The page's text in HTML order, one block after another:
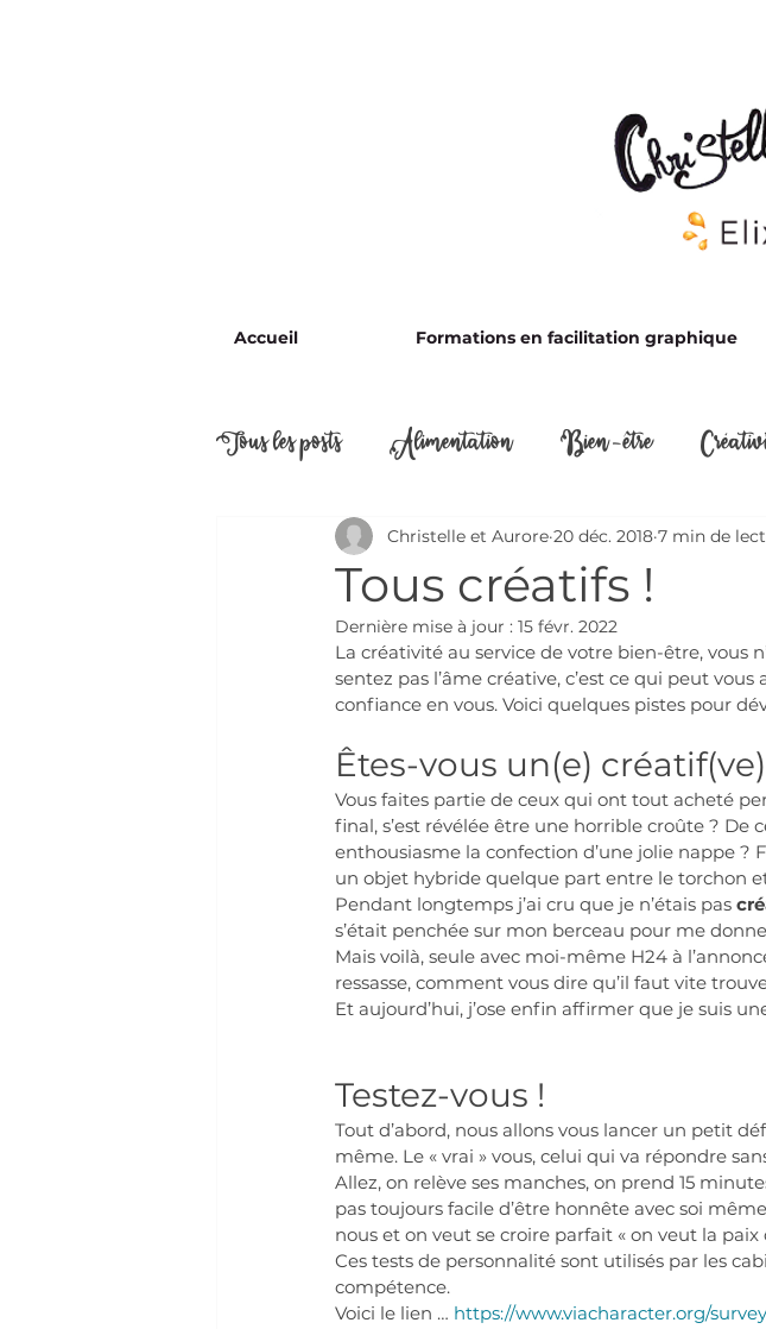
Accueil Formations en facilitation graphique
Tous les posts Alimentation Bien-être
Tous créatifs !
Christelle et Aurore 20 déc. 2018 7 min de
Dernière mise à jour : 15 févr. 2022
La créativité au service de votre bien-être, vous
sentez pas l’âme créative, c’est ce qui peut
confiance en vous. Voici quelques pistes pour
Êtes-vous un(e)
Vous faites partie de ceux qui ont tout acheté
final, s’est révélée être une horrible croûte ?
enthousiasme la confection d’une jolie nappe ?
un objet hybride quelque part entre le torchon
Pendant longtemps j’ai cru que je n’étais pas
s’était penchée sur mon berceau pour me
Mais voilà, seule avec moi-même H24 à
ressasse, comment vous dire qu’il faut vite
Et aujourd’hui, j’ose enfin affirmer que je suis
Testez-vous !
Tout d’abord, nous allons vous lancer un petit
même. Le « vrai » vous, celui qui va répondre
Allez, on relève ses manches, on prend 15
pas toujours facile d’être honnête avec soi
nous et on veut se croire parfait « on veut la paix
Ces tests de personnalité sont utilisés par les
compétence.
Voici le lien … https://www.viacharacter.org/